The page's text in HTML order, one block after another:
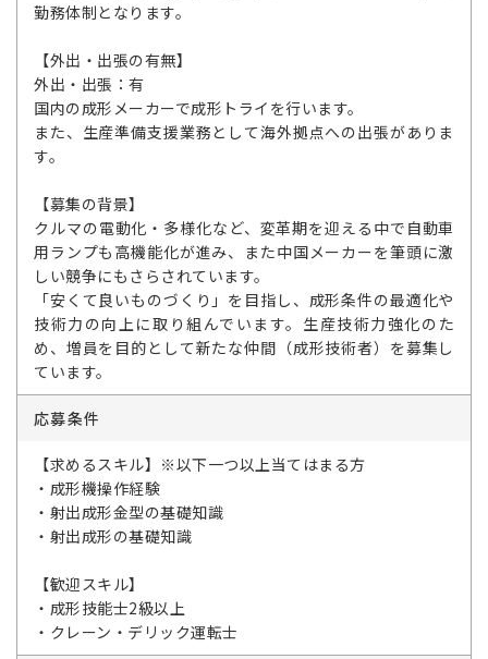
勤務体制となります。
【外出・出張の有無】
外出・出張：有
国内の成形メーカーで成形トライを行います。
また、生産準備支援業務として海外拠点への出張がありま
す。
【募集の背景】
クルマの電動化・多様化など、変革期を迎える中で自動車
用ランプも高機能化が進み、また中国メーカーを筆頭に激
しい競争にもさらされています。
「安くて良いものづくり」を目指し、成形条件の最適化や
技術力の向上に取り組んでいます。生産技術力強化のた
め、増員を目的として新たな仲間（成形技術者）を募集し
ています。
応募条件
【求めるスキル】※以下一つ以上当てはまる方
・成形機操作経験
・射出成形金型の基礎知識
・射出成形の基礎知識
【歓迎スキル】
・成形技能士2級以上
・クレーン・デリック運転士